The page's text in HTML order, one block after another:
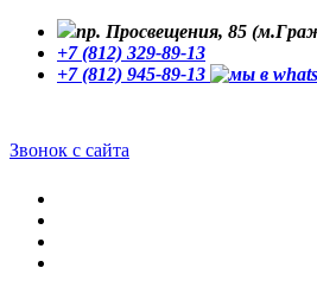
пр. Просвещения, 85
+7 (812) 329-89-13
+7 (812) 945-89-13
Звонок с сайта